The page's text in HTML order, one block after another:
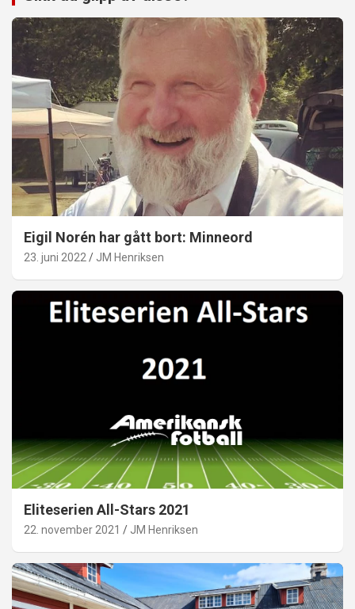
Eigil Norén har gått bort: Minneord
23. juni 2022 JM Henriksen
Eliteserien All-Stars 2021
22. november 2021 JM Henriksen